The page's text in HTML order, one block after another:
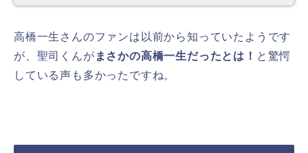
高橋一生さんのファンは以前から知っていたようです
が、聖司くんが まさかの高橋一生だったとは！ と驚愕
している声も多かったですね。